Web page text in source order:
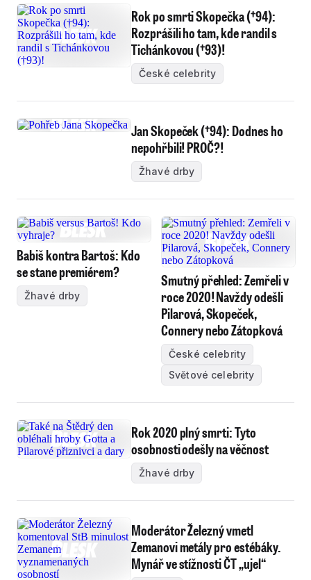
Rok po smrti Skopečka (†94):
Rozprášili ho tam, kde randil s
Tichánkovou (†93)!
České celebrity
Jan Skopeček (†94): Dodnes ho
nepohřbili! PROČ?!
Žhavé drby
Babiš kontra Bartoš: Kdo
se stane premiérem?
Žhavé drby
Smutný přehled: Zemřeli v
roce 2020! Navždy odešli
Pilarová, Skopeček,
Connery nebo Zátopková
České celebrity
Světové celebrity
Rok 2020 plný smrti: Tyto
osobnosti odešly na věčnost
Žhavé drby
Moderátor Železný vmetl
Zemanovi metály pro estébáky.
Mynář ve stížnosti ČT „ujel“